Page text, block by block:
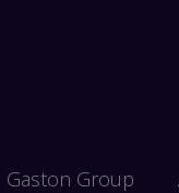
Gaston Group